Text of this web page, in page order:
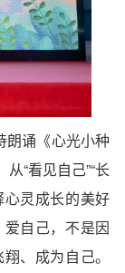
朗诵《心光小种
“看见自己”“长
心灵成长的美好
自己，不是因
、成为自己。